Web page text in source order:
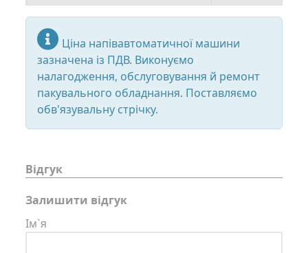
Ціна напівавтоматичної машини
зазначена із ПДВ. Виконуємо
налагодження, обслуговування й ремонт
пакувального обладнання. Поставляємо
обв'язувальну стрічку.
Відгук
Залишити відгук
Ім`я